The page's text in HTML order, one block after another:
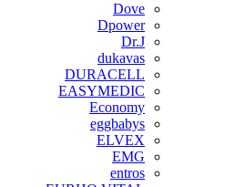
Dove
Dpower
Dr.J
dukavas
DURACELL
EASYMEDIC
Economy
eggbabys
ELVEX
EMG
entros